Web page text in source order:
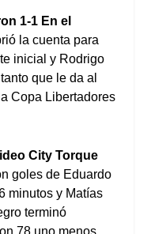
1-1 En el
la cuenta para
inicial y Rodrigo
que le da al
Copa Libertadores
City Torque
goles de Eduardo
minutos y Matías
terminó
78 uno menos